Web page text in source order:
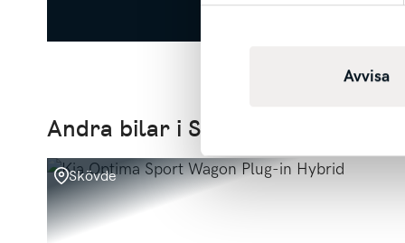
Avvisa
Andra bilar i Skövde
Skövde